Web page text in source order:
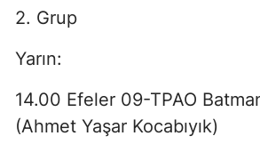
2. Grup
Yarın:
14.00 Efeler 09-TPAO
(Ahmet Yaşar Kocabıyık)